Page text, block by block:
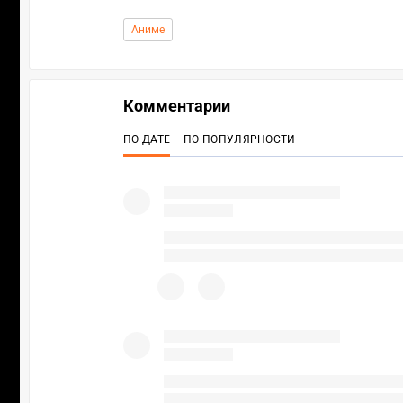
Аниме
Комментарии
ПО ДАТЕ ПО ПОПУЛЯРНОСТИ